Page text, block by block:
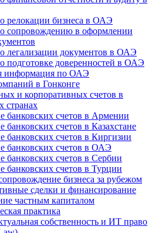
релокации бизнеса в ОАЭ
сопровождению в оформлении
легализации документов в ОАЭ
подготовке доверенностей в ОАЭ
информация по ОАЭ
в Гонконге
и корпоративных счетов в
странах
банковских счетов в Армении
банковских счетов в Казахстане
банковских счетов в Киргизии
банковских счетов в ОАЭ
банковских счетов в Сербии
банковских счетов в Турции
бизнеса за рубежом
сделки и финансирование
частным капиталом
практика
собственность и ИТ право